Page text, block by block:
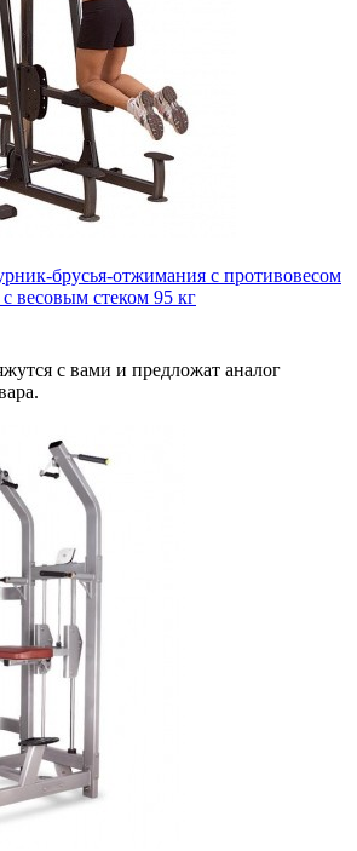
брусья-отжимания с противовесом
весовым стеком 95 кг
с вами и предложат аналог